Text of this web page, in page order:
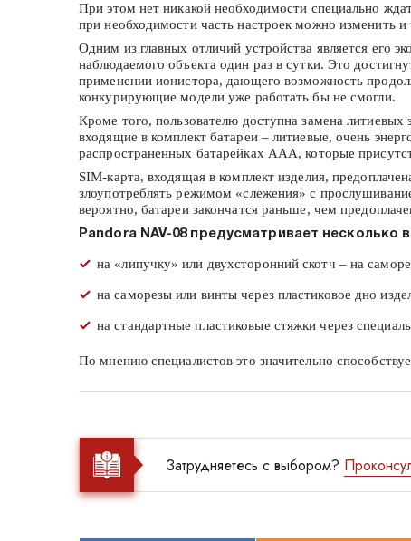
При этом нет никакой необходимости специально
при необходимости часть настроек можно изменить
Одним из главных отличий устройства является его
наблюдаемого объекта один раз в сутки. Это
применении ионистора, дающего возможность
конкурирующие модели уже работать бы не смогли.
Кроме того, пользователю доступна замена
входящие в комплект батареи – литиевые, очень
распространенных батарейках ААА, которые
SIM-карта, входящая в комплект изделия,
злоупотреблять режимом «слежения» с
вероятно, батареи закончатся раньше, чем
Pandora NAV-08 предусматривает несколько
на «липучку» или двухсторонний скотч – на
на саморезы или винты через пластиковое дно
на стандартные пластиковые стяжки через
По мнению специалистов это значительно
Затрудняетесь с выбором?